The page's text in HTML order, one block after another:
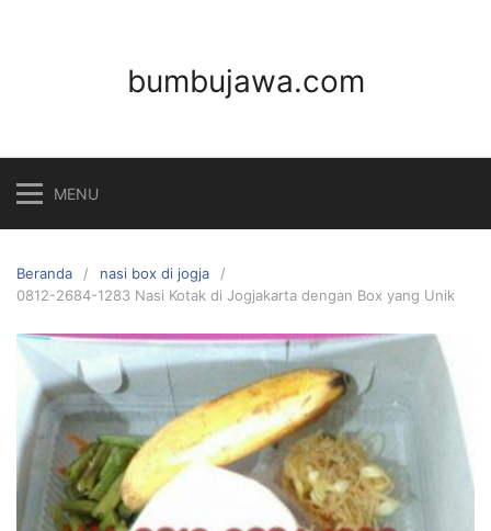
bumbujawa.com
MENU
Beranda
nasi box di jogja
0812-2684-1283 Nasi Kotak di Jogjakarta dengan Box yang Unik